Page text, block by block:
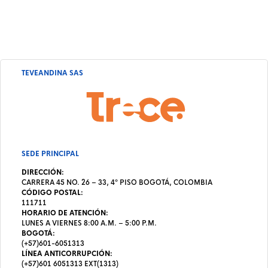
TEVEANDINA SAS
SEDE PRINCIPAL
DIRECCIÓN:
CARRERA 45 NO. 26 – 33, 4º PISO BOGOTÁ, COLOMBIA
CÓDIGO POSTAL:
111711
HORARIO DE ATENCIÓN:
LUNES A VIERNES 8:00 A.M. – 5:00 P.M.
BOGOTÁ:
(+57)601-6051313
LÍNEA ANTICORRUPCIÓN:
(+57)601 6051313 EXT(1313)